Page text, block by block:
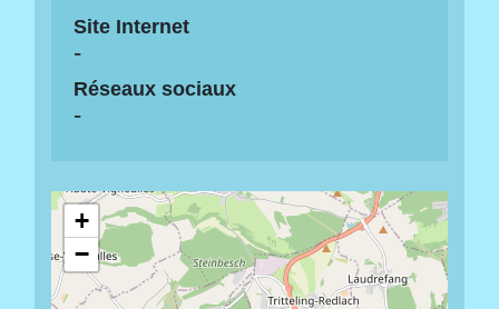
Site Internet
-
Réseaux sociaux
-
+
−